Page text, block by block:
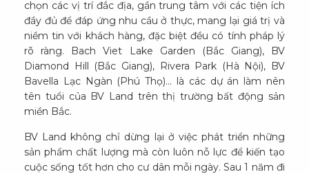
chọn các vị trí đắc địa, gần trung tâm với các tiện ích
đầy đủ để đáp ứng nhu cầu ở thực, mang lại giá trị và
niềm tin với khách hàng, đặc biệt đều có tính pháp lý
rõ ràng. Bach Viet Lake Garden (Bắc Giang), BV
Diamond Hill (Bắc Giang), Rivera Park (Hà Nội), BV
Bavella Lạc Ngàn (Phú Thọ)… là các dự án làm nên
tên tuổi của BV Land trên thị trường bất động sản
miền Bắc.
BV Land không chỉ dừng lại ở việc phát triển những
sản phẩm chất lượng mà còn luôn nỗ lực để kiến tạo
cuộc sống tốt hơn cho cư dân mỗi ngày. Sau 1 năm đi